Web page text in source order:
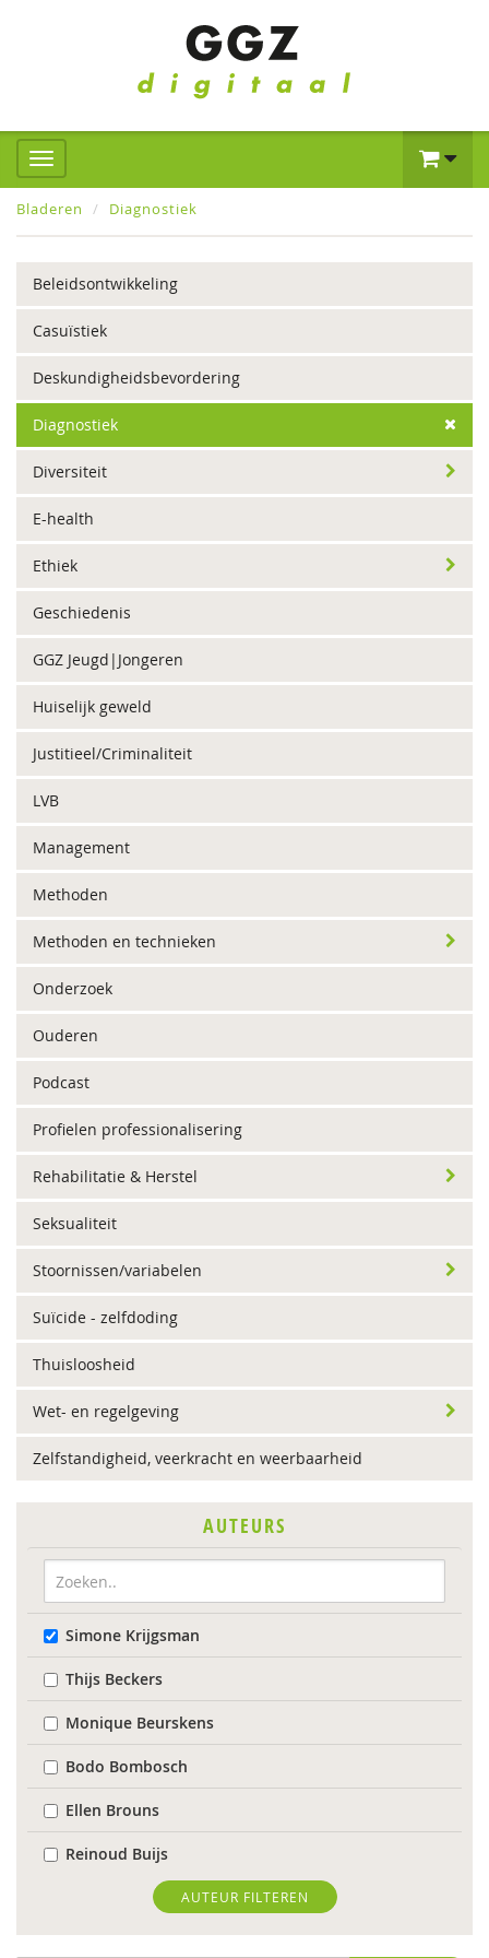
Bladeren Diagnostiek
Beleidsontwikkeling
Casuïstiek
Deskundigheidsbevordering
Diagnostiek
Diversiteit
E-health
Ethiek
Geschiedenis
GGZ Jeugd|Jongeren
Huiselijk geweld
Justitieel/Criminaliteit
LVB
Management
Methoden
Methoden en technieken
Onderzoek
Ouderen
Podcast
Profielen professionalisering
Rehabilitatie & Herstel
Seksualiteit
Stoornissen/variabelen
Suïcide - zelfdoding
Thuisloosheid
Wet- en regelgeving
Zelfstandigheid, veerkracht en weerbaarheid
AUTEURS
Simone Krijgsman
Thijs Beckers
Monique Beurskens
Bodo Bombosch
Ellen Brouns
Reinoud Buijs
Evelien Coppens
Dirk Corstens
AUTEUR FILTEREN